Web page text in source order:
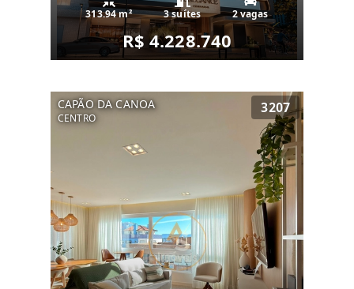
313.94 m² 3 suítes 2 vagas
R$ 4.228.740
CAPÃO DA CANOA
CENTRO
3207